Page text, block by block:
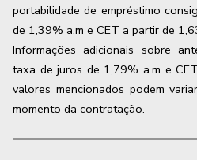
portabilidade de empréstimo
de 1,39% a.m e CET a partir de
Informações adicionais sobre
taxa de juros de 1,79% a.m e
valores mencionados podem
momento da contratação.